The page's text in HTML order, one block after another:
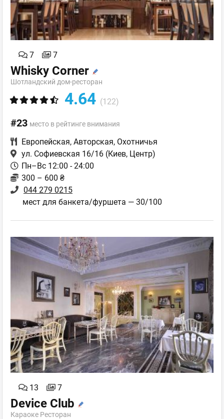
7 7
Whisky Corner
Шотландский дом-ресторан
4.64 (122)
#23 место в рейтинге внимания
Европейская, Авторская, Охотничья
ул. Софиевская 16/16 (Киев, Центр)
Пн–Вс 12:00 - 24:00
300 – 600 ₴
044 279 0215
мест для банкета/фуршета — 30/100
13 7
Device Club
Караоке Ресторан